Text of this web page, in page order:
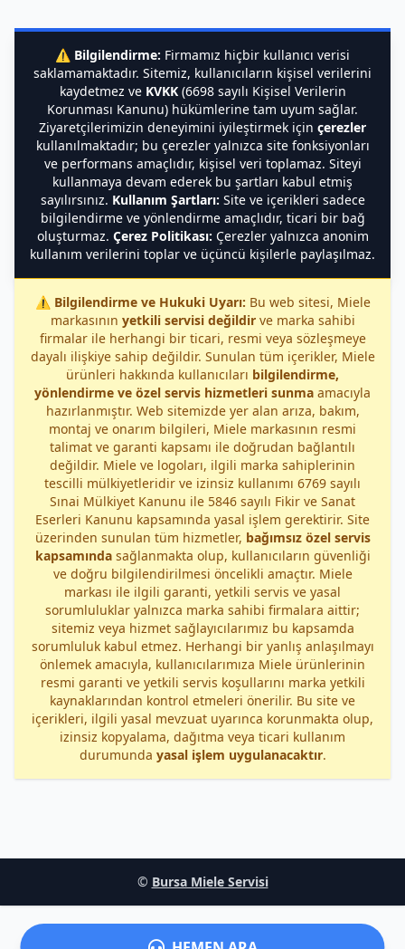
⚠️ Bilgilendirme: Firmamız hiçbir kullanıcı verisi
saklamamaktadır. Sitemiz, kullanıcıların kişisel verilerini
kaydetmez ve KVKK(6698 sayılı Kişisel Verilerin
Korunması Kanunu) hükümlerine tam uyum sağlar.
Ziyaretçilerimizin deneyimini iyileştirmek için çerezler
kullanılmaktadır; bu çerezler yalnızca site fonksiyonları
ve performans amaçlıdır, kişisel veri toplamaz. Siteyi
kullanmaya devam ederek bu şartları kabul etmiş
sayılırsınız. Kullanım Şartları: Site ve içerikleri sadece
bilgilendirme ve yönlendirme amaçlıdır, ticari bir bağ
oluşturmaz. Çerez Politikası: Çerezler yalnızca anonim
kullanım verilerini toplar ve üçüncü kişilerle paylaşılmaz.
⚠️ Bilgilendirme ve Hukuki Uyarı: Bu web sitesi, Miele
markasının yetkili servisi değildirve marka sahibi
firmalar ile herhangi bir ticari, resmi veya sözleşmeye
dayalı ilişkiye sahip değildir. Sunulan tüm içerikler, Miele
ürünleri hakkında kullanıcıları bilgilendirme,
yönlendirme ve özel servis hizmetleri sunma amacıyla
hazırlanmıştır. Web sitemizde yer alan arıza, bakım,
montaj ve onarım bilgileri, Miele markasının resmi
talimat ve garanti kapsamı ile doğrudan bağlantılı
değildir. Miele ve logoları, ilgili marka sahiplerinin
tescilli mülkiyetleridir ve izinsiz kullanımı 6769 sayılı
Sınai Mülkiyet Kanunu ile 5846 sayılı Fikir ve Sanat
Eserleri Kanunu kapsamında yasal işlem gerektirir. Site
üzerinden sunulan tüm hizmetler, bağımsız özel servis
kapsamındasağlanmakta olup, kullanıcıların güvenliği
ve doğru bilgilendirilmesi öncelikli amaçtır. Miele
markası ile ilgili garanti, yetkili servis ve yasal
sorumluluklar yalnızca marka sahibi firmalara aittir;
sitemiz veya hizmet sağlayıcılarımız bu kapsamda
sorumluluk kabul etmez. Herhangi bir yanlış anlaşılmayı
önlemek amacıyla, kullanıcılarımıza Miele ürünlerinin
resmi garanti ve yetkili servis koşullarını marka yetkili
kaynaklarından kontrol etmeleri önerilir. Bu site ve
içerikleri, ilgili yasal mevzuat uyarınca korunmakta olup,
izinsiz kopyalama, dağıtma veya ticari kullanım
durumunda yasal işlem uygulanacaktır.
© Bursa Miele Servisi